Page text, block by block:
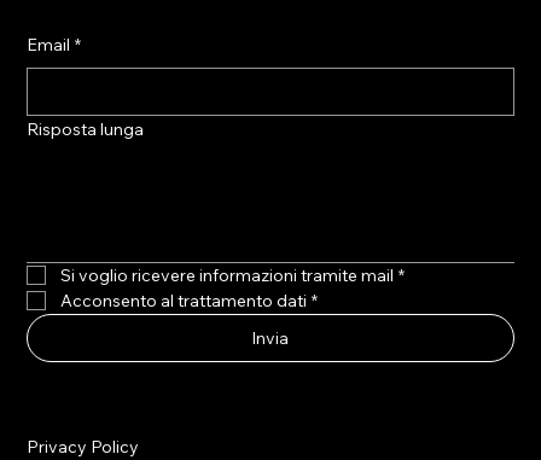
Email *
Risposta lunga
Si voglio ricevere informazioni tramite mail *
Acconsento al trattamento dati *
Invia
Privacy Policy